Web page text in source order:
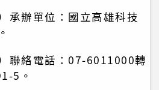
）承辦單位：國立高雄科技
）聯絡電話：07-6011000轉
5。